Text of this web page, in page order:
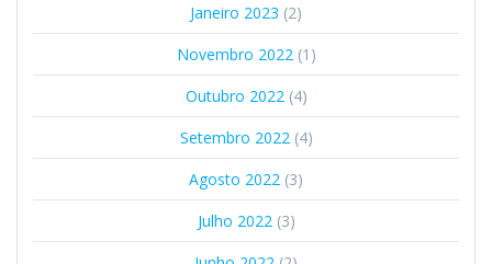
Janeiro 2023 (2)
Novembro 2022(1)
Outubro 2022(4)
Setembro 2022(4)
Agosto 2022 (3)
Julho 2022(3)